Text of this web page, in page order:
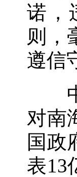
诺，
则，
遵信
中
对南
国政
表13